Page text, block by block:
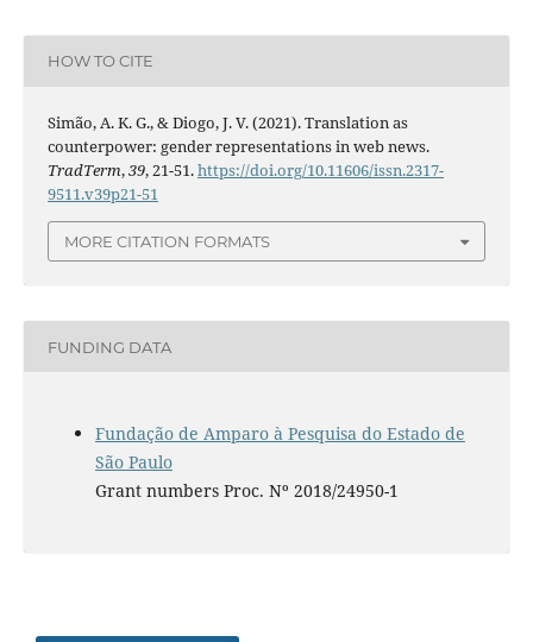
HOW TO CITE
Simão, A. K. G., & Diogo, J. V. (2021). Translation as
counterpower: gender representations in web news.
TradTerm,39, 21-51.https://doi.org/10.11606/issn.2317-
9511.v39p21-51
MORE CITATION FORMATS
FUNDING DATA
Fundação de Amparo à Pesquisa do Estado de
São Paulo
Grant numbers Proc. Nº 2018/24950-1